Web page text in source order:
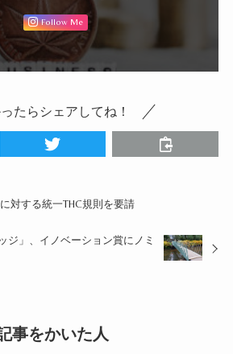
Follow Me
たらシェアしてね！
対する統一THC規則を要請
ジ」、イノベーション賞にノミ
事をかいた人